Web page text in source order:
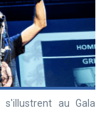
s'illustrent au Gala